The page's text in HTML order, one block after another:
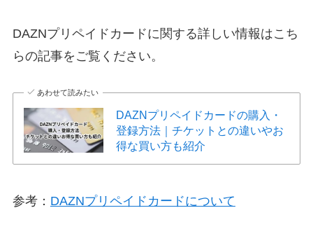
DAZNプリペイドカードに関する詳しい情報はこち
らの記事をご覧ください。
あわせて読みたい
DAZNプリペイドカードの購入・
登録方法｜チケットとの違いやお
得な買い方も紹介
参考： DAZNプリペイドカードについて